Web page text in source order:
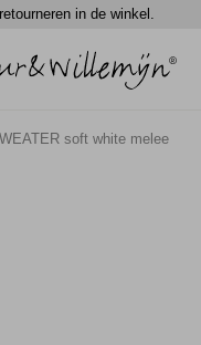
in de winkel.
soft white melee